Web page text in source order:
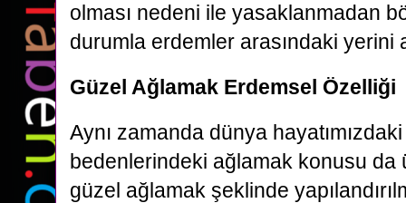
olması nedeni ile yasaklanmadan
durumla erdemler arasındaki yerini
Güzel Ağlamak Erdemsel Özelliği
Aynı zamanda dünya
bedenlerindeki ağlamak konusu da
güzel ağlamak şeklinde